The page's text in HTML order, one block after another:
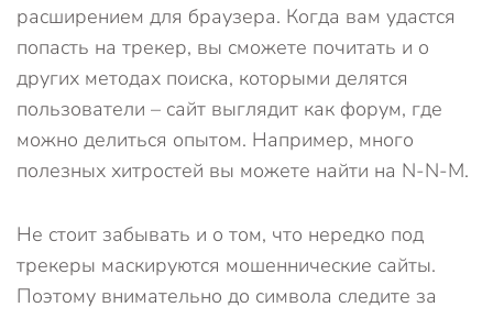
расширением для браузера. Когда вам удастся
попасть на трекер, вы сможете почитать и о
других методах поиска, которыми делятся
пользователи – сайт выглядит как форум, где
можно делиться опытом. Например, много
полезных хитростей вы можете найти на N-N-M.
Не стоит забывать и о том, что нередко под
трекеры маскируются мошеннические сайты.
Поэтому внимательно до символа следите за